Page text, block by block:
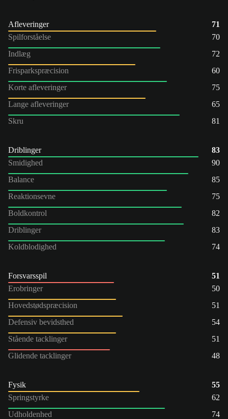
Afleveringer
71
Spilforståelse
70
Indlæg
72
Frisparkspræcision
60
Korte afleveringer
75
Lange afleveringer
65
Skru
81
Driblinger
83
Smidighed
90
Balance
85
Reaktionsevne
75
Boldkontrol
82
Driblinger
83
Koldblodighed
74
Forsvarsspil
51
Erobringer
50
Hovedstødspræcision
51
Defensiv bevidsthed
54
Stående tacklinger
51
Glidende tacklinger
48
Fysik
55
Springstyrke
62
Udholdenhed
74